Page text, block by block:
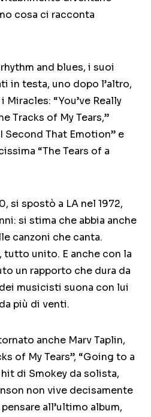
cosa ci racconta
and blues, i suoi
in testa, uno dopo l’altro,
“You’ve Really
Tracks of My Tears,”
Second That Emotion” e
“The Tears of a
si spostò a LA nel 1972,
si stima che abbia anche
canzoni che canta.
tutto unito. E anche con la
un rapporto che dura da
musicisti suona con lui
più di venti.
anche Marv Taplin,
of My Tears”, “Going to a
di Smokey da solista,
non vive decisamente
all’ultimo album,